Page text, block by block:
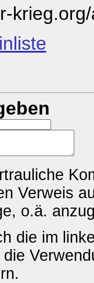
Verweis
o.ä.
die im